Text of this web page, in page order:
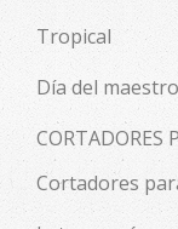
Tropical
Día del maestro
CORTADORES
Cortadores